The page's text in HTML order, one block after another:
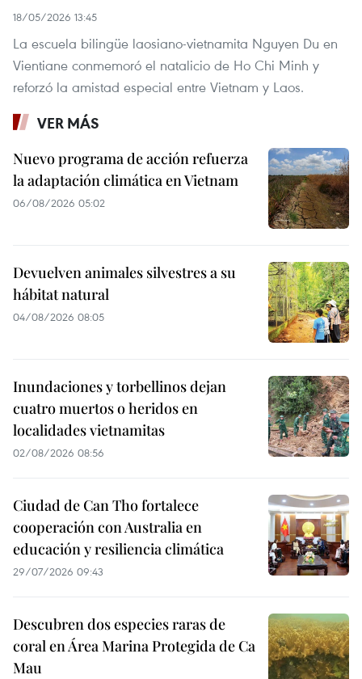
18/05/2026 13:45
La escuela bilingüe laosiano-vietnamita Nguyen Du en
Vientiane conmemoró el natalicio de Ho Chi Minh y
reforzó la amistad especial entre Vietnam y Laos.
VER MÁS
Nuevo programa de acción refuerza
la adaptación climática en Vietnam
06/08/2026 05:02
Devuelven animales silvestres a su
hábitat natural
04/08/2026 08:05
Inundaciones y torbellinos dejan
cuatro muertos o heridos en
localidades vietnamitas
02/08/2026 08:56
Ciudad de Can Tho fortalece
cooperación con Australia en
educación y resiliencia climática
29/07/2026 09:43
Descubren dos especies raras de
coral en Área Marina Protegida de Ca
Mau